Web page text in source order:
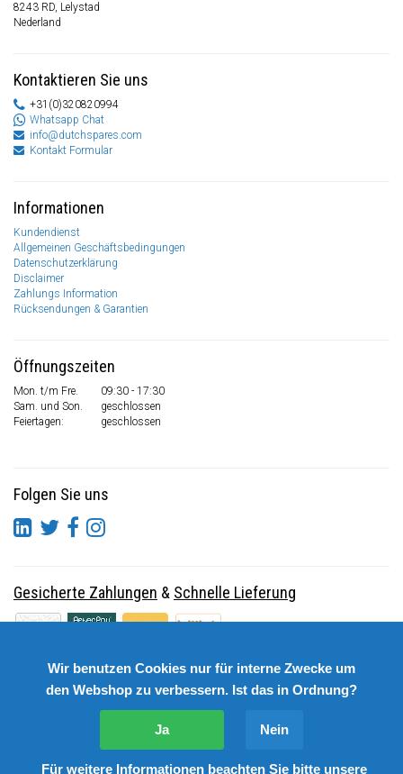
8243 RD, Lelystad
Nederland
Kontaktieren Sie uns
+31(0)320820994
Whatsapp Chat
info@dutchspares.com
Kontakt Formular
Informationen
Kundendienst
Allgemeinen Geschäftsbedingungen
Datenschutzerklärung
Disclaimer
Zahlungs Information
Rücksendungen & Garantien
Öffnungszeiten
Mon. t/m Fre.
09:30 - 17:30
Sam. und Son.
geschlossen
Feiertagen:
geschlossen
Folgen Sie uns
Gesicherte Zahlungen & Schnelle Lieferung
Wir benutzen Cookies nur für interne Zwecke um
den Webshop zu verbessern. Ist das in Ordnung?
Ja Nein
Für weitere Informationen beachten Sie bitte unsere